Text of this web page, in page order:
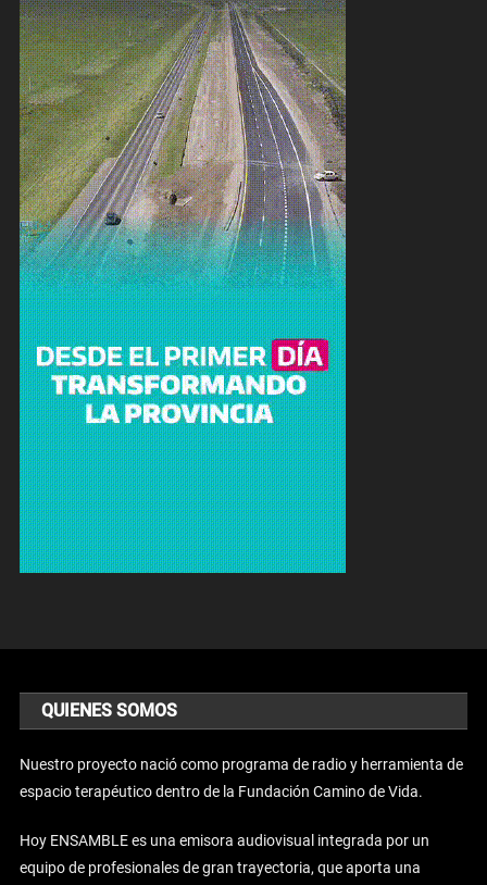
QUIENES SOMOS
Nuestro proyecto nació como programa de radio y herramienta de
espacio terapéutico dentro de la Fundación Camino de Vida.
Hoy ENSAMBLE es una emisora audiovisual integrada por un
equipo de profesionales de gran trayectoria, que aporta una